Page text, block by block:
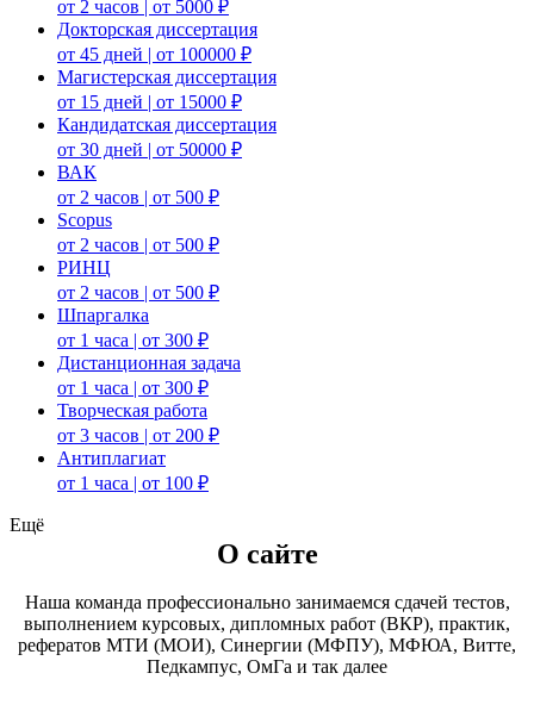
от 2 часов | от 5000 ₽
Докторская диссертация
от 45 дней | от 100000 ₽
Магистерская диссертация
от 15 дней | от 15000 ₽
Кандидатская диссертация
от 30 дней | от 50000 ₽
ВАК
от 2 часов | от 500 ₽
Scopus
от 2 часов | от 500 ₽
РИНЦ
от 2 часов | от 500 ₽
Шпаргалка
от 1 часа | от 300 ₽
Дистанционная задача
от 1 часа | от 300 ₽
Творческая работа
от 3 часов | от 200 ₽
Антиплагиат
от 1 часа | от 100 ₽
Ещё
О сайте
Наша команда профессионально занимаемся сдачей тестов,
выполнением курсовых, дипломных работ (ВКР), практик,
рефератов МТИ (МОИ), Синергии (МФПУ), МФЮА, Витте,
Педкампус, ОмГа и так далее